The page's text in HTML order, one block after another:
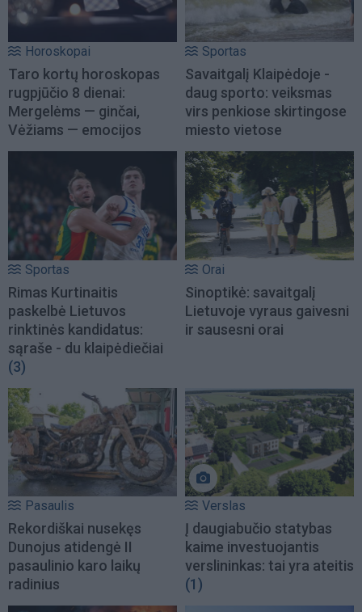
Horoskopai
Taro kortų horoskopas
rugpjūčio 8 dienai:
Mergelėms — ginčai,
Vėžiams — emocijos
Sportas
Savaitgalį Klaipėdoje -
daug sporto: veiksmas
virs penkiose skirtingose
miesto vietose
Sportas
Rimas Kurtinaitis
paskelbė Lietuvos
rinktinės kandidatus:
sąraše - du klaipėdiečiai
(3)
Orai
Sinoptikė: savaitgalį
Lietuvoje vyraus gaivesni
ir sausesni orai
Pasaulis
Rekordiškai nusekęs
Dunojus atidengė II
pasaulinio karo laikų
radinius
Verslas
Į daugiabučio statybas
kaime investuojantis
verslininkas: tai yra ateitis
(1)